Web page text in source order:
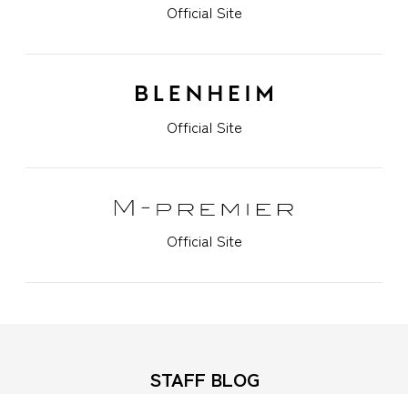
Official Site
Official Site
Official Site
STAFF BLOG